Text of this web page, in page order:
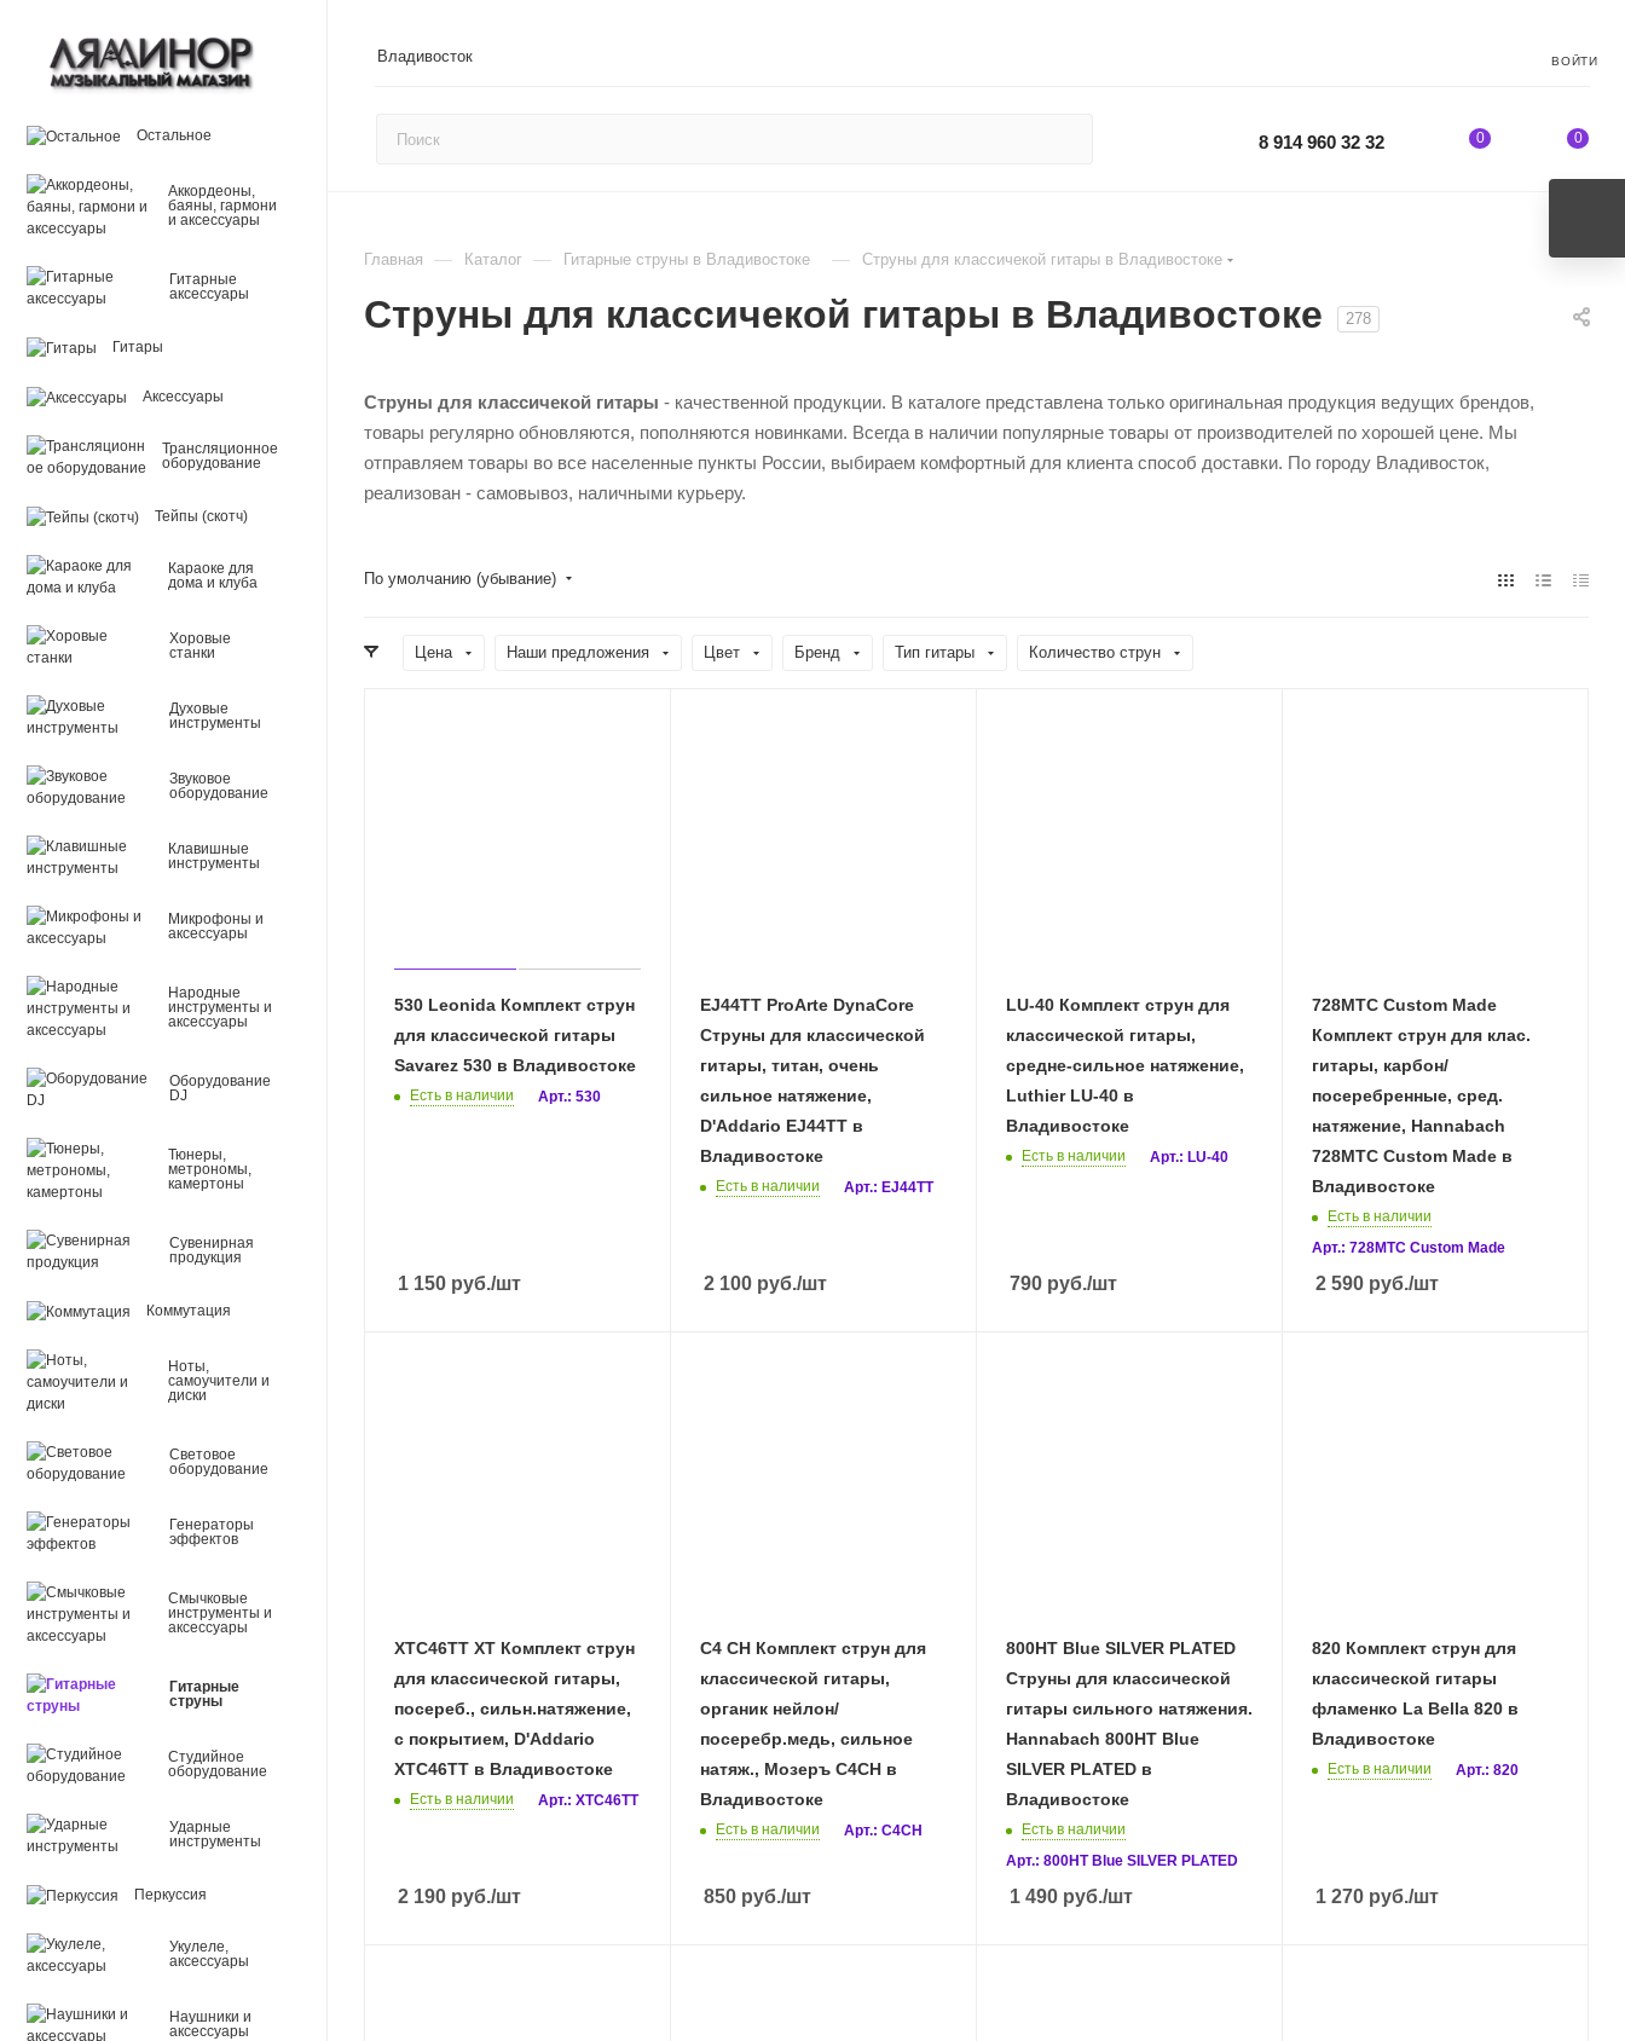
Владивосток ВОЙТИ
8 914 960 32 32 0 0
Остальное
Аккордеоны,
баяны, гармони
и аксессуары
Гитарные
аксессуары
Гитары
Аксессуары
Трансляционное
оборудование
Тейпы (скотч)
Караоке для
дома и клуба
Хоровые
станки
Духовые
инструменты
Звуковое
оборудование
Клавишные
инструменты
Микрофоны и
аксессуары
Народные
инструменты и
аксессуары
Оборудование
DJ
Тюнеры,
метрономы,
камертоны
Сувенирная
продукция
Коммутация
Ноты,
самоучители и
диски
Световое
оборудование
Генераторы
эффектов
Смычковые
инструменты и
аксессуары
Гитарные
струны
Студийное
оборудование
Ударные
инструменты
Перкуссия
Укулеле,
аксессуары
Наушники и
аксессуары
Главная — Каталог — Гитарные струны в Владивостоке — Струны для классичекой гитары в Владивостоке
Струны для классичекой гитары в Владивостоке 278
Струны для классичекой гитары - качественной продукции. В каталоге представлена только оригинальная продукция ведущих брендов,
товары регулярно обновляются, пополняются новинками. Всегда в наличии популярные товары от производителей по хорошей цене. Мы
отправляем товары во все населенные пункты России, выбираем комфортный для клиента способ доставки. По городу Владивосток,
реализован - самовывоз, наличными курьеру.
По умолчанию (убывание)
Цена Наши предложения Цвет Бренд Тип гитары Количество струн
530 Leonida Комплект струн
для классической гитары
Savarez 530 в Владивостоке
Есть в наличии Арт.: 530
1 150 руб./шт
EJ44TT ProArte DynaCore
Струны для классической
гитары, титан, очень
сильное натяжение,
D'Addario EJ44TT в
Владивостоке
Есть в наличии Арт.: EJ44TT
2 100 руб./шт
LU-40 Комплект струн для
классической гитары,
средне-сильное натяжение,
Luthier LU-40 в
Владивостоке
Есть в наличии Арт.: LU-40
790 руб./шт
728MTC Custom Made
Комплект струн для клас.
гитары, карбон/
посеребренные, сред.
натяжение, Hannabach
728MTC Custom Made в
Владивостоке
Есть в наличии
Арт.: 728MTC Custom Made
2 590 руб./шт
XTC46TT XT Комплект струн
для классической гитары,
посереб., сильн.натяжение,
с покрытием, D'Addario
XTC46TT в Владивостоке
Есть в наличии Арт.: XTC46TT
2 190 руб./шт
C4 CH Комплект струн для
классической гитары,
органик нейлон/
посеребр.медь, сильное
натяж., Мозеръ C4CH в
Владивостоке
Есть в наличии Арт.: C4CH
850 руб./шт
800HT Blue SILVER PLATED
Струны для классической
гитары сильного натяжения.
Hannabach 800HT Blue
SILVER PLATED в
Владивостоке
Есть в наличии
Арт.: 800HT Blue SILVER PLATED
1 490 руб./шт
820 Комплект струн для
классической гитары
фламенко La Bella 820 в
Владивостоке
Есть в наличии Арт.: 820
1 270 руб./шт